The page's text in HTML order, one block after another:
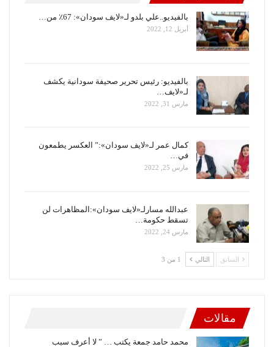
بالفيديو..علي بلدو لـ«لايف سودان»: 67٪ من…
أبريل 12, 2022
بالفيديو: رئيس تحرير صحيفة سودانية يكشف
لـ«لايف…
مارس 31, 2022
كمال عمر لـ«لايف سودان»:” العكسر يطمعون
في…
مارس 25, 2022
عبدالله مسارلـ«لايف سودان»:المظاهرات لن
تسقط حكومة…
مارس 24, 2022
السابق التالي 1 من 3
مقالات
محمد حامد جمعة يكتب … ” لا أعرف سبب